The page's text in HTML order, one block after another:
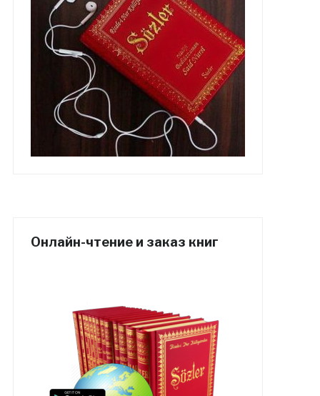
Онлайн-чтение и заказ книг